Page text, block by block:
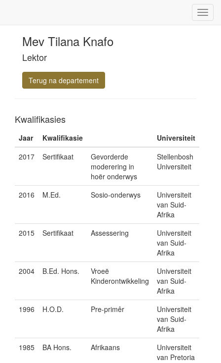
Mev Tilana Knafo
Lektor
Terug na departement
Kwalifikasies
Jaar Kwalifikasie
Universiteit
2017
Sertifikaat
Gevorderde
moderering in
hoër onderwys
Stellenbosh
Universiteit
2016 M.Ed. Sosio-onderwys
Universiteit
van Suid-
Afrika
2015
Sertifikaat Assessering
Universiteit
van Suid-
Afrika
2004
B.Ed. Hons.
Vroeë
Kinderontwikkeling
Universiteit
van Suid-
Afrika
1996
H.O.D. Pre-primêr
Universiteit
van Suid-
Afrika
1985
BA Hons. Afrikaans
Universiteit
van Pretoria